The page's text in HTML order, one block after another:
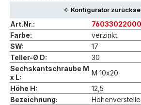
<- Konfigurator
Art.Nr.:
Farbe:
verzinkt
SW:
17
Teller-Ø D:
30
Sechskantschraube M
x L:
M 10x20
Höhe H:
12,5
Bezeichnung: